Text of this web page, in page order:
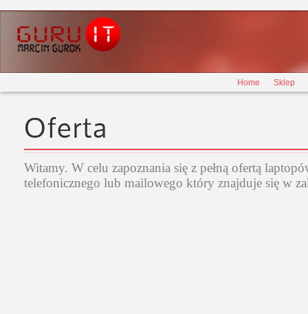
Home Sklep
Oferta
Witamy. W celu zapoznania się z pełną ofertą
telefonicznego lub mailowego który znajduje się w